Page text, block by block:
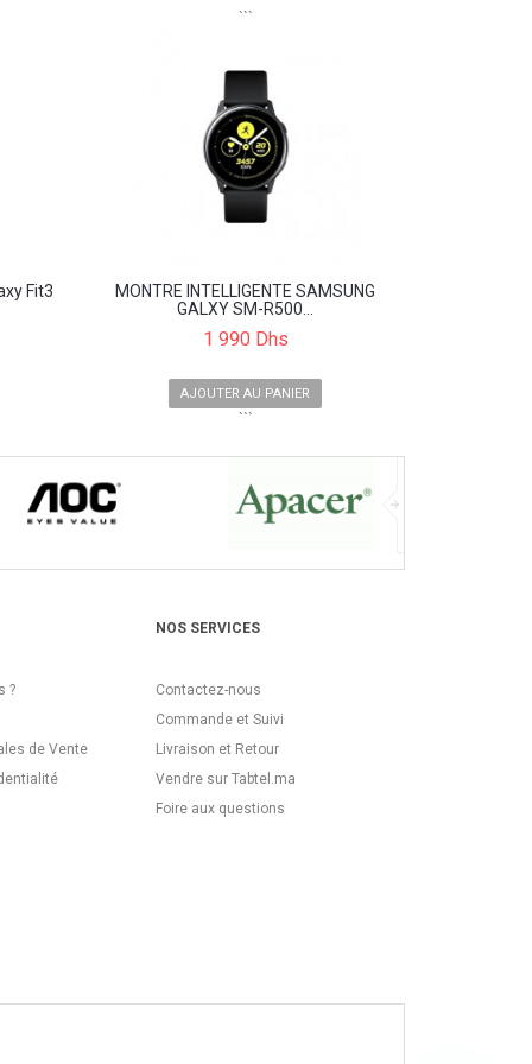
Fit3
```
MONTRE INTELLIGENTE SAMSUNG
GALXY SM-R500...
1 990 Dhs
AJOUTER AU PANIER
```
?
de Vente
NOS SERVICES
Contactez-nous
Commande et Suivi
Livraison et Retour
Vendre sur Tabtel.ma
Foire aux questions